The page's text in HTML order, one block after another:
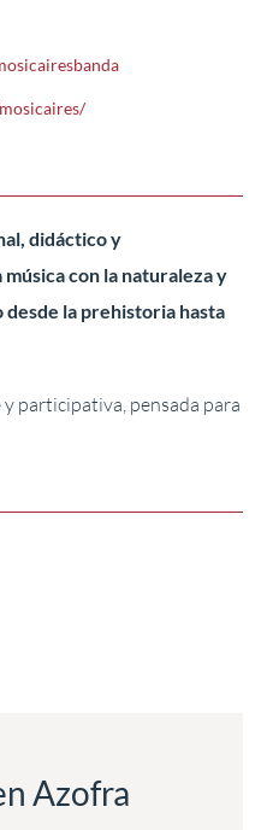
didáctico y
con la naturaleza y
desde la prehistoria hasta
participativa, pensada para
Azofra